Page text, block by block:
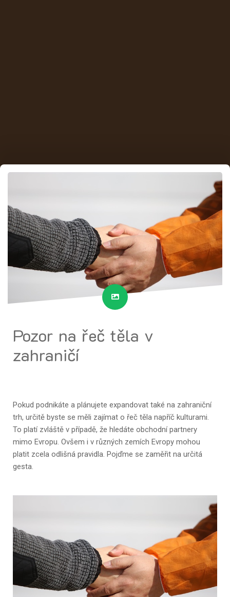
Pozor na řeč těla v
zahraničí
Pokud podnikáte a plánujete expandovat také na zahraniční
trh, určitě byste se měli zajímat o řeč těla napříč kulturami.
To platí zvláště v případě, že hledáte obchodní partnery
mimo Evropu. Ovšem i v různých zemích Evropy mohou
platit zcela odlišná pravidla. Pojďme se zaměřit na určitá
gesta.